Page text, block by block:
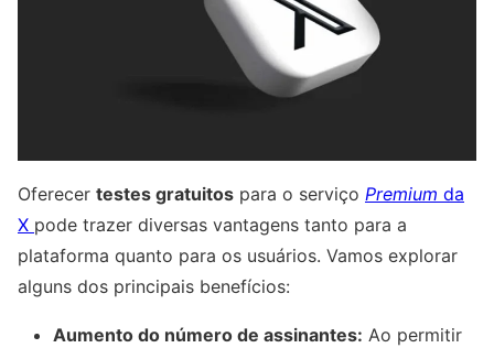
Oferecer testes gratuitos para o serviço Premium da
X pode trazer diversas vantagens tanto para a
plataforma quanto para os usuários. Vamos explorar
alguns dos principais benefícios:
Aumento do número de assinantes: Ao permitir